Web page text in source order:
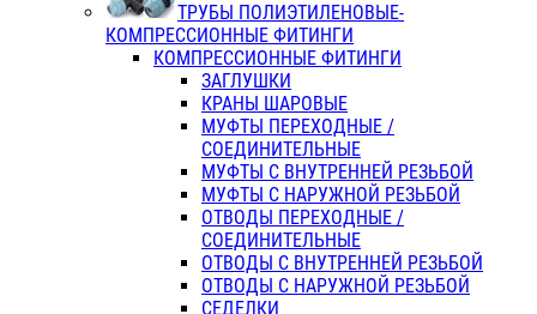
ТРУБЫ ПОЛИЭТИЛЕНОВЫЕ-
КОМПРЕССИОННЫЕ ФИТИНГИ
КОМПРЕССИОННЫЕ ФИТИНГИ
ЗАГЛУШКИ
КРАНЫ ШАРОВЫЕ
МУФТЫ ПЕРЕХОДНЫЕ /
СОЕДИНИТЕЛЬНЫЕ
МУФТЫ С ВНУТРЕННЕЙ РЕЗЬБОЙ
МУФТЫ С НАРУЖНОЙ РЕЗЬБОЙ
ОТВОДЫ ПЕРЕХОДНЫЕ /
СОЕДИНИТЕЛЬНЫЕ
ОТВОДЫ С ВНУТРЕННЕЙ РЕЗЬБОЙ
ОТВОДЫ С НАРУЖНОЙ РЕЗЬБОЙ
СЕДЕЛКИ